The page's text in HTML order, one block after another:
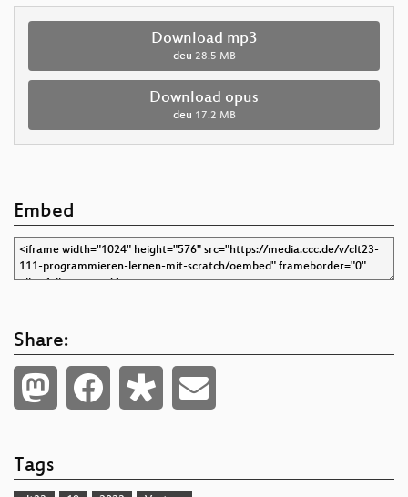
Download mp3
deu 28.5 MB
Download opus
deu 17.2 MB
Embed
Share:
Tags